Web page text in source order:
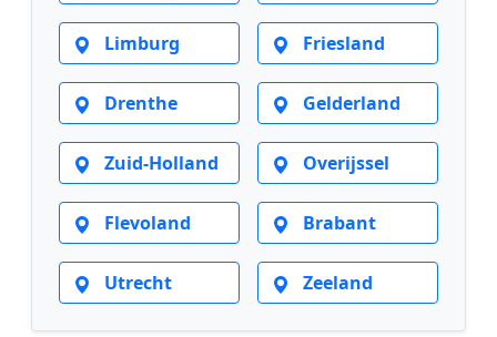
Limburg Friesland
Drenthe Gelderland
Zuid-Holland Overijssel
Flevoland Brabant
Utrecht Zeeland